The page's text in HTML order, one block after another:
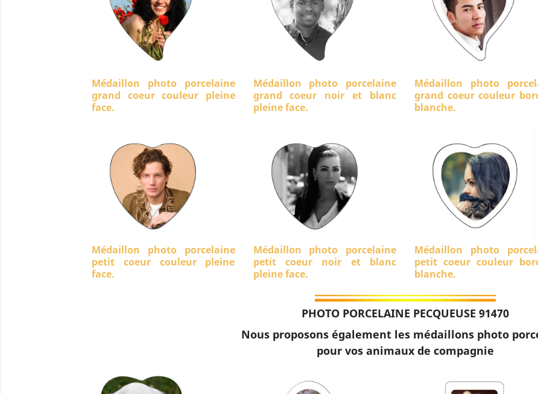
Médaillon photo porcelaine
grand coeur couleur pleine
face.
Médaillon photo porcelaine
grand coeur noir et blanc
pleine face.
Médaillon photo
grand coeur couleur
blanche.
Médaillon photo porcelaine
petit coeur couleur pleine
face.
Médaillon photo porcelaine
petit coeur noir et blanc
pleine face.
Médaillon photo
petit coeur couleur
blanche.
PHOTO PORCELAINE PECQUEUSE 91470
Nous proposons également les médaillons photo
pour vos animaux de compagnie